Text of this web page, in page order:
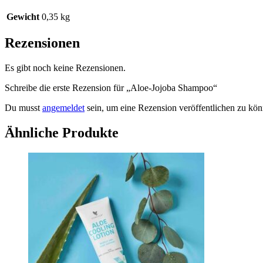
Gewicht 0,35 kg
Rezensionen
Es gibt noch keine Rezensionen.
Schreibe die erste Rezension für „Aloe-Jojoba Shampoo“
Du musst angemeldet sein, um eine Rezension veröffentlichen zu
Ähnliche Produkte